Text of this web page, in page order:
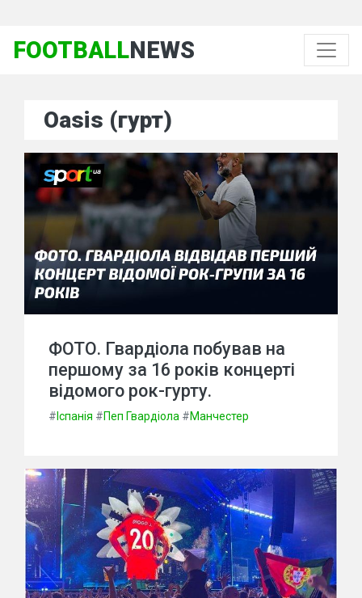
FOOTBALLNEWS
Oasis (гурт)
ФОТО. Гвардіола побував на
першому за 16 років концерті
відомого рок-гурту.
# Іспанія #Пеп Гвардіола #Манчестер